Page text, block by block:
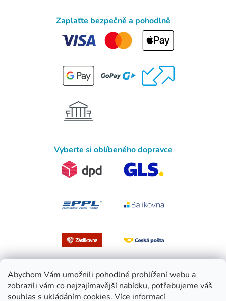
Abychom Vám umožnili pohodlné prohlížení webu a
zobrazili vám co nejzajímavější nabídku, potřebujeme váš
souhlas s ukládáním cookies. Více informací
Zaplaťte bezpečně a pohodlně
Vyberte si oblíbeného dopravce